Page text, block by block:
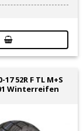
17 52R F TL M+S
Winterreifen